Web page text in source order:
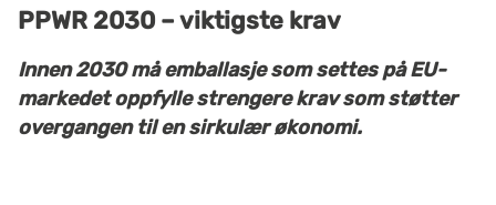
PPWR 2030 – viktigste krav
Innen 2030 må emballasje som settes på EU-
markedet oppfylle strengere krav som støtter
overgangen til en sirkulær økonomi.